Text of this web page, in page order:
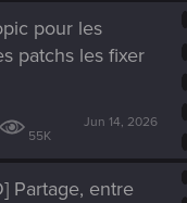
pour les
patchs les fixer
55K
Jun 14, 2026
Partage, entre